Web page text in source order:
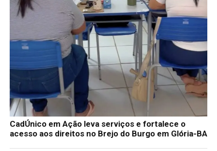
CadÚnico em Ação leva serviços e fortalece o
acesso aos direitos no Brejo do Burgo em Glória-BA